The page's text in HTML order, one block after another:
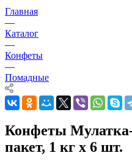
Главная
—
Каталог
—
Конфеты
—
Помадные
Конфеты
пакет, 1 кг х 6 шт.